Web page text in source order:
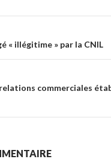
« illégitime » par la CNIL
commerciales